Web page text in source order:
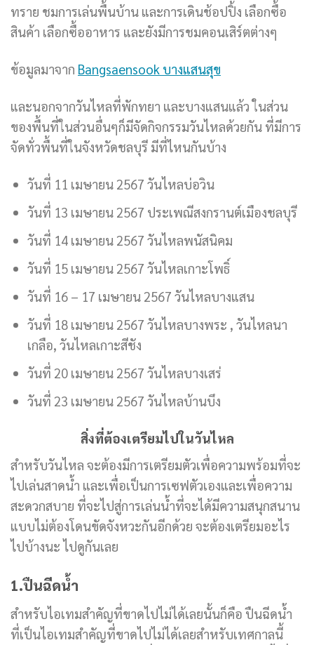
ทราย ชมการเล่นพื้นบ้าน และการเดินช้อปปิ้ง เลือกซื้อ
สินค้า เลือกซื้ออาหาร และยังมีการชมคอนเสิร์ตต่างๆ
ข้อมูลมาจาก Bangsaensook บางแสนสุข
และนอกจากวันไหลที่พักทยา และบางแสนแล้ว ในส่วน
ของพื้นที่ในส่วนอื่นๆก็มีจัดกิจกรรมวันไหลด้วยกัน ที่มีการ
จัดทั่วพื้นที่ในจังหวัดชลบุรี มีที่ไหนกันบ้าง
วันที่ 11 เมษายน 2567 วันไหลบ่อวิน
วันที่ 13 เมษายน 2567 ประเพณีสงกรานต์เมืองชลบุรี
วันที่ 14 เมษายน 2567 วันไหลพนัสนิคม
วันที่ 15 เมษายน 2567 วันไหลเกาะโพธิ์
วันที่ 16 – 17 เมษายน 2567 วันไหลบางแสน
วันที่ 18 เมษายน 2567 วันไหลบางพระ , วันไหลนา
เกลือ, วันไหลเกาะสีชัง
วันที่ 20 เมษายน 2567 วันไหลบางเสร่
วันที่ 23 เมษายน 2567 วันไหลบ้านบึง
สิ่งที่ต้องเตรียมไปในวันไหล
สำหรับวันไหล จะต้องมีการเตรียมตัวเพื่อความพร้อมที่จะ
ไปเล่นสาดน้ำ และเพื่อเป็นการเซฟตัวเองและเพื่อความ
สะดวกสบาย ที่จะไปสู่การเล่นน้ำที่จะได้มีความสนุกสนาน
แบบไม่ต้องโดนขัดจังหวะกันอีกด้วย จะต้องเตรียมอะไร
ไปบ้างนะ ไปดูกันเลย
1.ปืนฉีดน้ำ
สำหรับไอเทมสำคัญที่ขาดไปไม่ได้เลยนั้นก็คือ ปืนฉีดน้ำ
ที่เป็นไอเทมสำคัญที่ขาดไปไม่ได้เลยสำหรับเทศกาลนี้